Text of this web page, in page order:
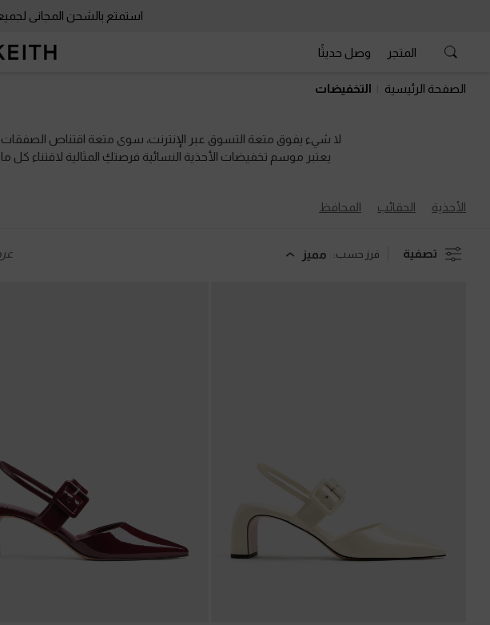
استمتع بالشحن المجاني لجميع
المتجر وصل حديثًا
الصفحة الرئيسية التخفيضات
لا شيء يفوق متعة التسوق عبر الإنترنت، سوى متعة اقتناص
يعتبر موسم تخفيضات الأحذية النسائية فرصتكِ المثالية لاقتناء كل
الأحذية الحقائب المحافظ
تصفية فرز حسب: مميز